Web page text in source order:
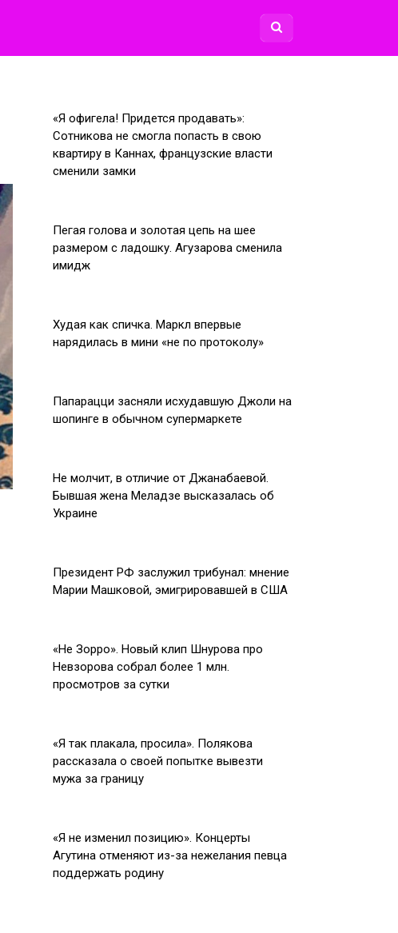
«Я офигела! Придется продавать»:
Сотникова не смогла попасть в свою
квартиру в Каннах, французские власти
сменили замки
Пегая голова и золотая цепь на шее
размером с ладошку. Агузарова сменила
имидж
Худая как спичка. Маркл впервые
нарядилась в мини «не по протоколу»
Папарацци засняли исхудавшую Джоли на
шопинге в обычном супермаркете
Не молчит, в отличие от Джанабаевой.
Бывшая жена Меладзе высказалась об
Украине
Президент PФ заслужил трибунал: мнение
Марии Машковой, эмигрировавшей в США
«Не Зорро». Новый клип Шнурова про
Невзорова собрал более 1 млн.
просмотров за сутки
«Я так плакала, просила». Полякова
рассказала о своей попытке вывезти
мужа за границу
«Я не изменил позицию». Концерты
Агутина отменяют из-за нежелания певца
поддержать родину